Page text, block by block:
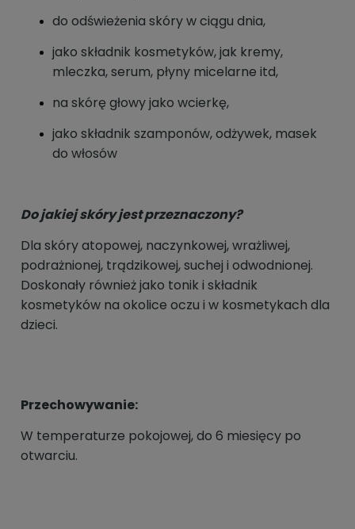
do odświeżenia skóry w ciągu dnia,
jako składnik kosmetyków, jak kremy,
mleczka, serum, płyny micelarne itd,
na skórę głowy jako wcierkę,
jako składnik szamponów, odżywek, masek
do włosów
Do jakiej skóry jest przeznaczony?
Dla skóry atopowej, naczynkowej, wrażliwej,
podrażnionej, trądzikowej, suchej i odwodnionej.
Doskonały również jako tonik i składnik
kosmetyków na okolice oczu i w kosmetykach dla
dzieci.
Przechowywanie:
W temperaturze pokojowej, do 6 miesięcy po
otwarciu.